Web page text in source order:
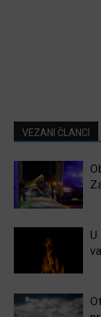
VEZANI ČLANCI